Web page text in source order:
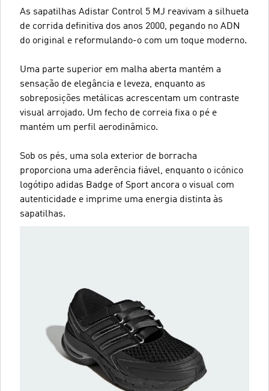
As sapatilhas Adistar Control 5 MJ reavivam a silhueta
de corrida definitiva dos anos 2000, pegando no ADN
do original e reformulando-o com um toque moderno.
Uma parte superior em malha aberta mantém a
sensação de elegância e leveza, enquanto as
sobreposições metálicas acrescentam um contraste
visual arrojado. Um fecho de correia fixa o pé e
mantém um perfil aerodinâmico.
Sob os pés, uma sola exterior de borracha
proporciona uma aderência fiável, enquanto o icónico
logótipo adidas Badge of Sport ancora o visual com
autenticidade e imprime uma energia distinta às
sapatilhas.